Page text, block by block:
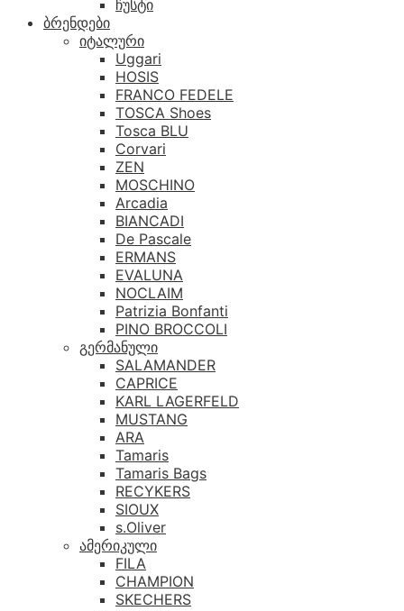
ჩუსტი
ბრენდები
იტალური
Uggari
HOSIS
FRANCO FEDELE
TOSCA Shoes
Tosca BLU
Corvari
ZEN
MOSCHINO
Arcadia
BIANCADI
De Pascale
ERMANS
EVALUNA
NOCLAIM
Patrizia Bonfanti
PINO BROCCOLI
გერმანული
SALAMANDER
CAPRICE
KARL LAGERFELD
MUSTANG
ARA
Tamaris
Tamaris Bags
RECYKERS
SIOUX
s.Oliver
ამერიკული
FILA
CHAMPION
SKECHERS